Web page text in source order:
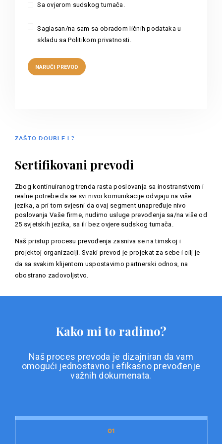
Sa ovjerom sudskog tumača.
Saglasan/na sam sa obradom ličnih podataka u
skladu sa Politikom privatnosti.
ZAŠTO DOUBLE L?
Sertifikovani prevodi
Zbog kontinuiranog trenda rasta poslovanja sa inostranstvom i
realne potrebe da se svi nivoi komunikacije odvijaju na više
jezika, a pri tom svjesni da ovaj segment unapređuje nivo
poslovanja Vaše firme, nudimo usluge prevođenja sa/na više od
25 svjetskih jezika, sa ili bez ovjere sudskog tumača.
Naš pristup procesu prevođenja zasniva se na timskoj i
projektoj organizaciji. Svaki prevod je projekat za sebe i cilj je
da sa svakim klijentom uspostavimo partnerski odnos, na
obostrano zadovoljstvo.
Kako mi to radimo?
Naš proces prevoda je dizajniran da vam
omogući jednostavno i efikasno prevođenje
važnih dokumenata.
01
01